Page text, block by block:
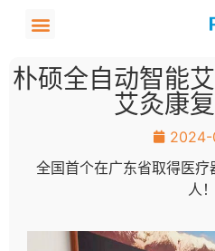
朴硕全自动智能
艾灸康
2024-
全国首个在广东省取得医
人！